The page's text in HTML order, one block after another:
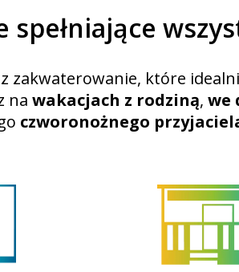
spełniające
zakwaterowanie, które
na wakacjach z rodziną, we
czworonożnego